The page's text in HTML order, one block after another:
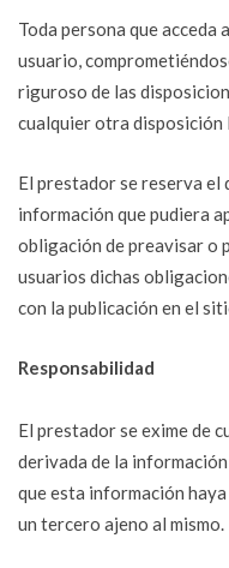
Toda persona que acceda
usuario,
riguroso de las
cualquier otra disposición
El prestador se reserva el
información que pudiera
obligación de preavisar o
usuarios dichas
con la publicación en el
Responsabilidad
El prestador se exime de
derivada de la
que esta información
un tercero ajeno al mismo.